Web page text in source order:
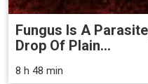
Fungus Is A
Drop Of Plain...
8 h 48 min